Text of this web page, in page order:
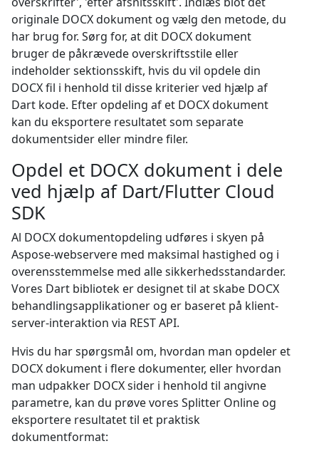
originale DOCX dokument og vælg den metode, du
har brug for. Sørg for, at dit DOCX dokument
bruger de påkrævede overskriftsstile eller
indeholder sektionsskift, hvis du vil opdele din
DOCX fil i henhold til disse kriterier ved hjælp af
Dart kode. Efter opdeling af et DOCX dokument
kan du eksportere resultatet som separate
dokumentsider eller mindre filer.
Opdel et DOCX dokument i dele
ved hjælp af Dart/Flutter Cloud
SDK
Al DOCX dokumentopdeling udføres i skyen på
Aspose-webservere med maksimal hastighed og i
overensstemmelse med alle sikkerhedsstandarder.
Vores Dart bibliotek er designet til at skabe DOCX
behandlingsapplikationer og er baseret på klient-
server-interaktion via REST API.
Hvis du har spørgsmål om, hvordan man opdeler et
DOCX dokument i flere dokumenter, eller hvordan
man udpakker DOCX sider i henhold til angivne
parametre, kan du prøve vores Splitter Online og
eksportere resultatet til et praktisk
dokumentformat: